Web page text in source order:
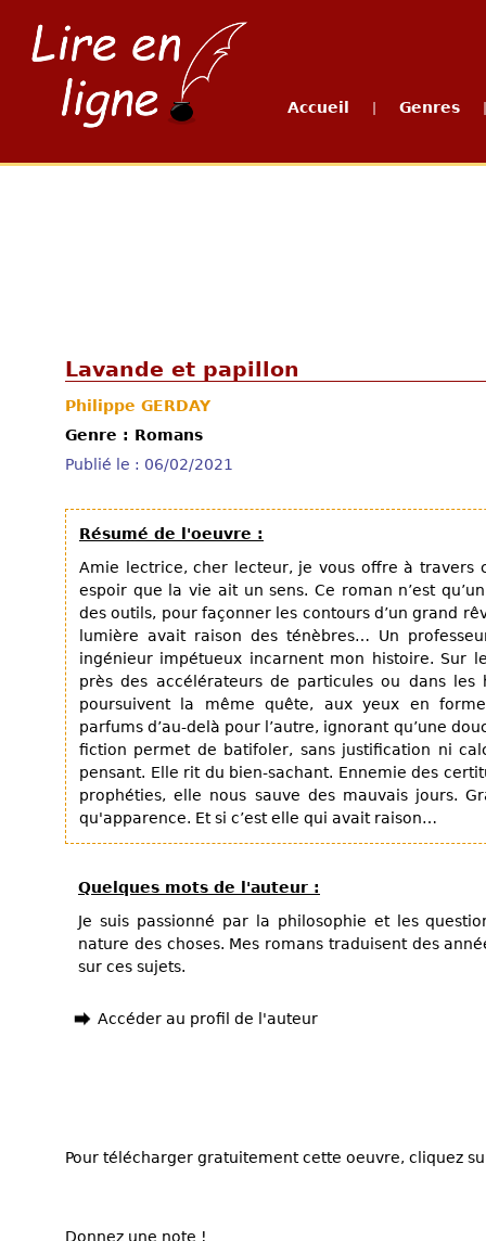
Accueil Genres
Lavande et papillon
Philippe GERDAY
Genre : Romans
Publié le : 06/02/2021
Résumé de l'oeuvre :
Amie lectrice, cher lecteur, je vous offre à travers
espoir que la vie ait un sens. Ce roman n’est
des outils, pour façonner les contours d’un grand
lumière avait raison des ténèbres… Un
ingénieur impétueux incarnent mon histoire. Sur
près des accélérateurs de particules ou dans les
poursuivent la même quête, aux yeux en
parfums d’au-delà pour l’autre, ignorant qu’une
fiction permet de batifoler, sans justification ni
pensant. Elle rit du bien-sachant. Ennemie des
prophéties, elle nous sauve des mauvais jours.
qu'apparence. Et si c’est elle qui avait raison…
Quelques mots de l'auteur :
Je suis passionné par la philosophie et les
nature des choses. Mes romans traduisent des
sur ces sujets.
Accéder au profil de l'auteur
Pour télécharger gratuitement cette oeuvre, cliquez
Donnez une note !